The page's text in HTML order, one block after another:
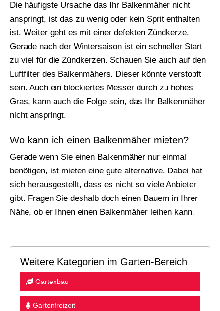
Die häufigste Ursache das Ihr Balkenmäher nicht
anspringt, ist das zu wenig oder kein Sprit enthalten
ist. Weiter geht es mit einer defekten Zündkerze.
Gerade nach der Wintersaison ist ein schneller Start
zu viel für die Zündkerzen. Schauen Sie auch auf den
Luftfilter des Balkenmähers. Dieser könnte verstopft
sein. Auch ein blockiertes Messer durch zu hohes
Gras, kann auch die Folge sein, das Ihr Balkenmäher
nicht anspringt.
Wo kann ich einen Balkenmäher mieten?
Gerade wenn Sie einen Balkenmäher nur einmal
benötigen, ist mieten eine gute alternative. Dabei hat
sich herausgestellt, dass es nicht so viele Anbieter
gibt. Fragen Sie deshalb doch einen Bauern in Ihrer
Nähe, ob er Ihnen einen Balkenmäher leihen kann.
Weitere Kategorien im Garten-Bereich
Gartenbau
Gartenfreizeit